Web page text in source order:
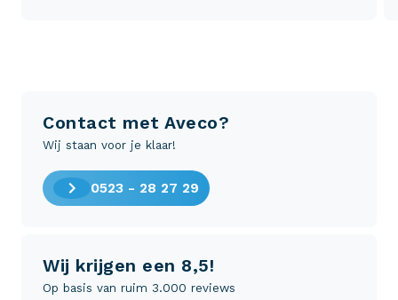
Contact met Aveco?
Wij staan voor je klaar!
0523 - 28 27 29
Wij krijgen een 8,5!
Op basis van ruim 3.000 reviews